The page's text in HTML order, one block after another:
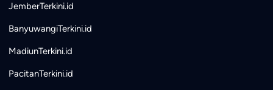
JemberTerkini.id
BanyuwangiTerkini.id
MadiunTerkini.id
PacitanTerkini.id